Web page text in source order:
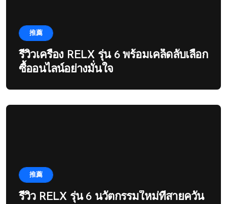
推薦
รีวิวเครื่อง RELX รุ่น 6 พร้อมเคล็ดลับเลือก
ซื้ออนไลน์อย่างมั่นใจ
推薦
รีวิว RELX รุ่น 6 นวัตกรรมใหม่ที่สายควัน